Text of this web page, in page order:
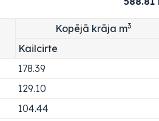
Kopējā krāja m3
Kailcirte
178.39
129.10
104.44